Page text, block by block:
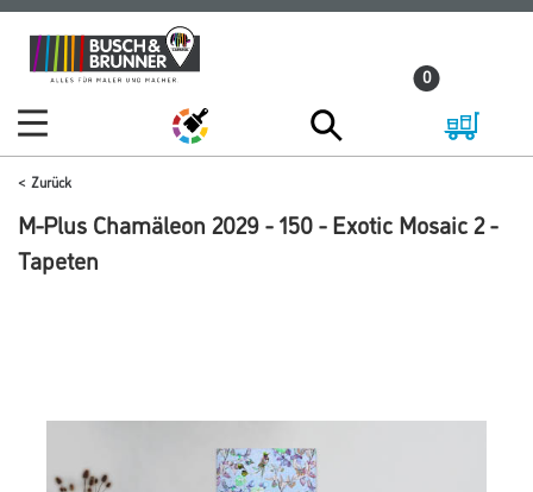
Zum
Inhalt
Zum
Navigationsmenü
0
Zurück
M-Plus Chamäleon 2029 - 150 - Exotic Mosaic 2 -
Tapeten